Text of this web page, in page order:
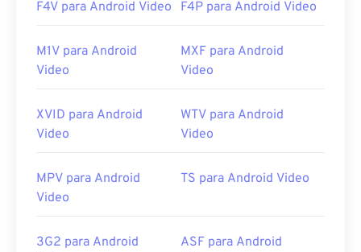
Lançamento inicial:2001
https://en.wikipedia.org/wiki/QuickTime_File_Fo
rmat
https://support.apple.com/guide/quicktime-
player/welcome/mac
F4V para Android Video F4P para Android Video
M1V para Android
Video
MXF para Android
Video
XVID para Android
Video
WTV para Android
Video
MPV para Android
Video
TS para Android Video
3G2 para Android
ASF para Android